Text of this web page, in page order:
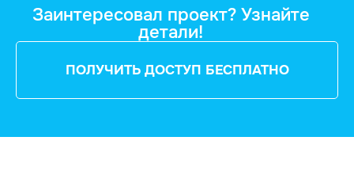
Заинтересовал проект? Узнайте
детали!
ПОЛУЧИТЬ ДОСТУП БЕСПЛАТНО